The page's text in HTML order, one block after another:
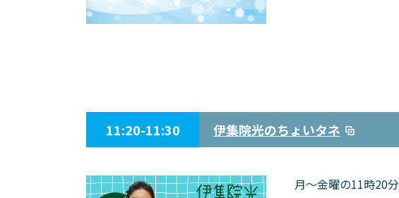
11:20-11:30 伊集院光のちょいタネ
月～金曜の11時20